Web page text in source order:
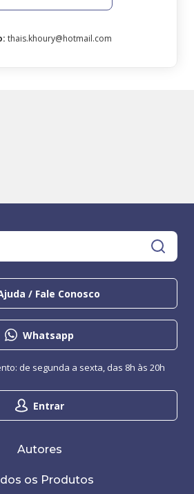
: thais.khoury@hotmail.com
/ Fale Conosco
Whatsapp
Entrar
de segunda a sexta, das 8h às 20h
Autores
os Produtos